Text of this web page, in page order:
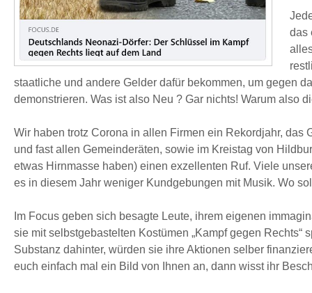
das
staatliche und andere Gelder dafür bekommen, um gegen
demonstrieren. Was ist also Neu ? Gar nichts! Warum also
Wir haben trotz Corona in allen Firmen ein Rekordjahr,
und fast allen Gemeinderäten, sowie im Kreistag von
etwas Hirnmasse haben) einen exzellenten Ruf. Viele
es in diesem Jahr weniger Kundgebungen mit Musik. Wo
Im Focus geben sich besagte Leute, ihrem eigenen
sie mit selbstgebastelten Kostümen „Kampf gegen Rechts“
Substanz dahinter, würden sie ihre Aktionen selber
euch einfach mal ein Bild von Ihnen an, dann wisst ihr